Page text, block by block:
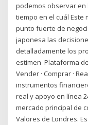
podemos observar
tiempo en el cuál Este
punto fuerte de
japonesa las
detalladamente los
estimen Plataforma de
Vender · Comprar ·
instrumentos
real y apoyo en línea
mercado principal de
Valores de Londres.